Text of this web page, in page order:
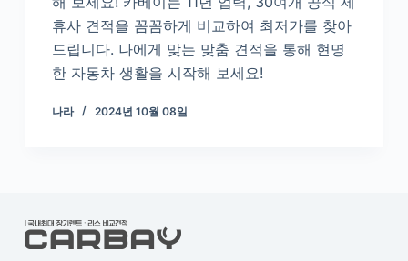
휴사 견적을 꼼꼼하게 비교하여 최저가를 찾아
드립니다. 나에게 맞는 맞춤 견적을 통해 현명
한 자동차 생활을 시작해 보세요!
나라 2024년 10월 08일